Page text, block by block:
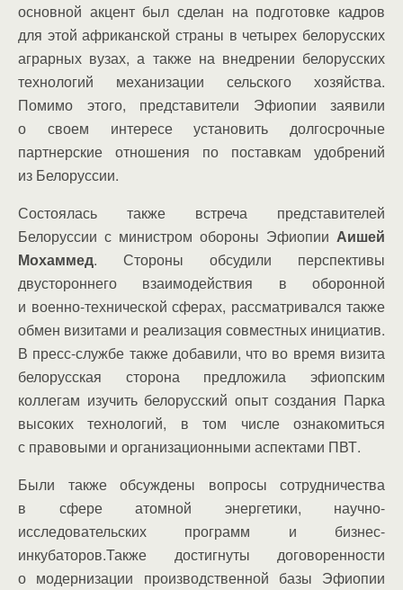
основной акцент был сделан на подготовке кадров
для этой африканской страны в четырех белорусских
аграрных вузах, а также на внедрении белорусских
технологий механизации сельского хозяйства.
Помимо этого, представители Эфиопии заявили
о своем интересе установить долгосрочные
партнерские отношения по поставкам удобрений
из Белоруссии.
Состоялась также встреча представителей
Белоруссии с министром обороны Эфиопии Аишей
Мохаммед. Стороны обсудили перспективы
двустороннего взаимодействия в оборонной
и военно-технической сферах, рассматривался также
обмен визитами и реализация совместных инициатив.
В пресс-службе также добавили, что во время визита
белорусская сторона предложила эфиопским
коллегам изучить белорусский опыт создания Парка
высоких технологий, в том числе ознакомиться
с правовыми и организационными аспектами ПВТ.
Были также обсуждены вопросы сотрудничества
в сфере атомной энергетики, научно-
исследовательских программ и бизнес-
инкубаторов.Также достигнуты договоренности
о модернизации производственной базы Эфиопии